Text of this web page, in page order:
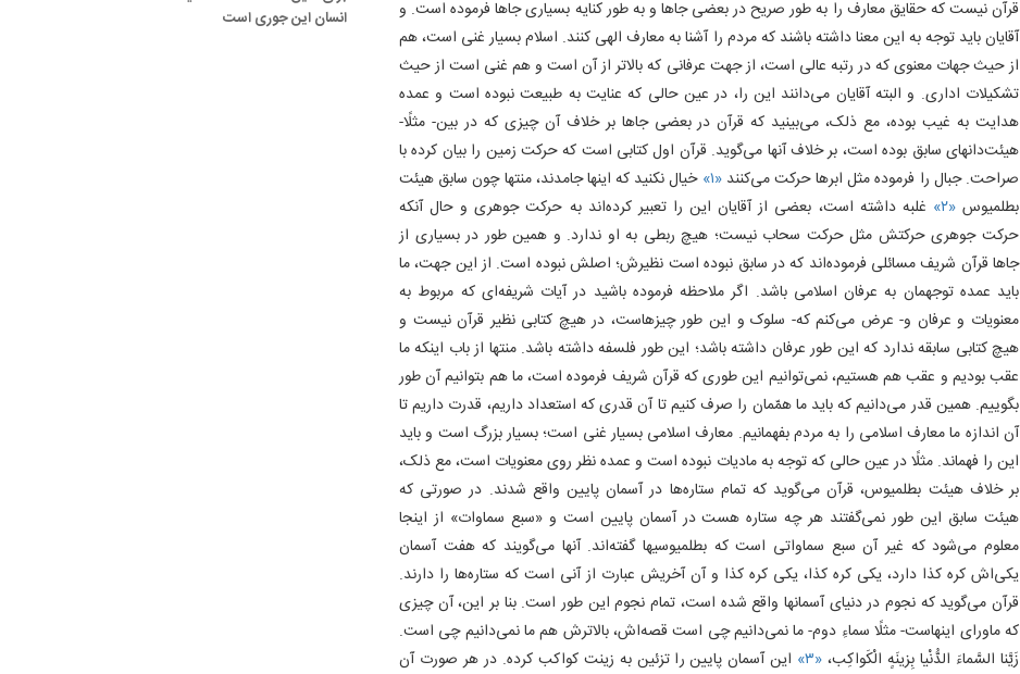
قرآن نیست که حقایق معارف را به طور صریح در بعضی جاها و به طور کنایه بسیاری جاها فرموده است. و
آقایان باید توجه به این معنا داشته باشند که مردم را آشنا به معارف الهی کنند. اسلام بسیار غنی است، هم
از حیث جهات معنوی که در رتبه عالی است، از جهت عرفانی که بالاتر از آن است و هم غنی است از حیث
تشکیلات اداری. و البته آقایان می‌دانند این را، در عین حالی که عنایت به طبیعت نبوده است و عمده
هدایت به غیب بوده، مع ذلک، می‌بینید که قرآن در بعضی جاها بر خلاف آن چیزی که در بین- مثلًا-
هیئت‌دانهای سابق بوده است، بر خلاف آنها می‌گوید. قرآن اول کتابی است که حرکت‌ زمین را بیان کرده با
صراحت. جبال را فرموده مثل ابرها حرکت می‌کنند«۱»
خیال نکنید که اینها جامدند، منتها چون سابق هیئت
بطلمیوس«۲»
غلبه داشته است، بعضی از آقایان این را تعبیر کرده‌اند به حرکت جوهری و حال آنکه
حرکت جوهری حرکتش مثل حرکت سحاب نیست؛ هیچ ربطی به او ندارد. و همین طور در بسیاری از
جاها قرآن شریف مسائلی فرموده‌اند که در سابق نبوده است نظیرش؛ اصلش نبوده است. از این جهت، ما
باید عمده توجهمان به عرفان اسلامی باشد. اگر ملاحظه فرموده باشید در آیات شریفه‌ای که مربوط به
معنویات و عرفان و- عرض می‌کنم که- سلوک و این طور چیزهاست، در هیچ کتابی نظیر قرآن نیست و
هیچ کتابی سابقه ندارد که این طور عرفان داشته باشد؛ این طور فلسفه داشته باشد. منتها از باب اینکه ما
عقب بودیم و عقب هم هستیم، نمی‌توانیم این طوری که قرآن شریف فرموده است، ما هم بتوانیم آن طور
بگوییم. همین قدر می‌دانیم که باید ما همّمان را صرف کنیم تا آن قدری که استعداد داریم، قدرت داریم تا
آن اندازه ما معارف اسلامی را به مردم بفهمانیم. معارف اسلامی بسیار غنی است؛ بسیار بزرگ است و باید
این را فهماند. مثلًا در عین حالی که توجه به مادیات نبوده است و عمده نظر روی معنویات است، مع ذلک،
بر خلاف هیئت بطلمیوس، قرآن می‌گوید که تمام ستاره‌ها در آسمان پایین واقع شدند. در صورتی که
هیئت سابق این طور نمی‌گفتند هر چه ستاره هست در آسمان پایین است و «سبع سماوات» از اینجا
معلوم می‌شود که غیر آن سبع سماواتی است که بطلمیوسیها گفته‌اند. آنها می‌گویند که هفت آسمان
یکی‌اش کره کذا دارد، یکی کره کذا، یکی کره کذا و آن آخریش عبارت از آنی است که ستاره‌ها را دارند.
قرآن می‌گوید که نجوم در دنیای آسمانها واقع شده است، تمام نجوم این طور است. بنا بر این، آن چیزی
که ماورای‌ اینهاست- مثلًا سماءِ دوم- ما نمی‌دانیم چی است قصه‌اش، بالاترش هم ما نمی‌دانیم چی است.
زَیَّنا السَّماءَ الدُّنْیا بِزینَهٍ الْکَواکِب، «۳»
این آسمان پایین را تزئین به زینت کواکب کرده. در هر صورت آن
انسان این جوری است